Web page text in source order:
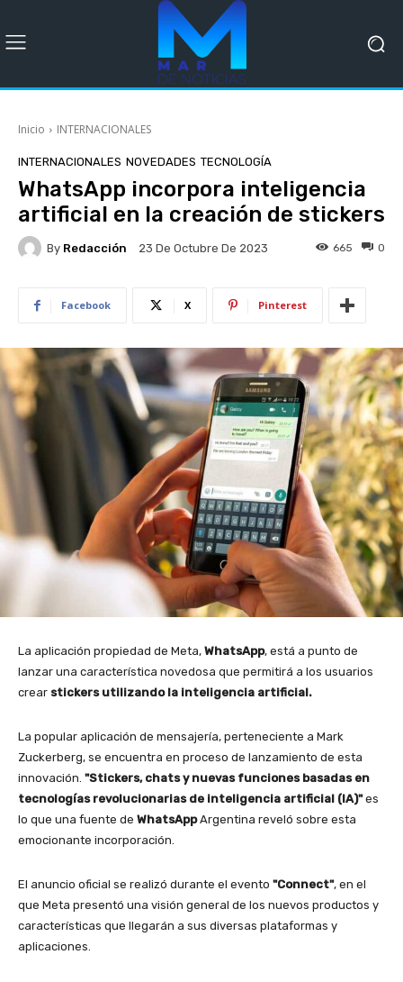
Inicio INTERNACIONALES
INTERNACIONALES NOVEDADES TECNOLOGÍA
WhatsApp incorpora inteligencia
artificial en la creación de stickers
By Redacción 23 De Octubre De 2023 0
665
Facebook X Pinterest
La aplicación propiedad de Meta, WhatsApp, está a punto de
lanzar una característica novedosa que permitirá a los usuarios
crear stickers utilizando la inteligencia artificial.
La popular aplicación de mensajería, perteneciente a Mark
Zuckerberg, se encuentra en proceso de lanzamiento de esta
innovación. "Stickers, chats y nuevas funciones basadas en
tecnologías revolucionarias de inteligencia artificial (IA)"es
lo que una fuente de WhatsAppArgentina reveló sobre esta
emocionante incorporación.
El anuncio oficial se realizó durante el evento "Connect", en el
que Meta presentó una visión general de los nuevos productos y
características que llegarán a sus diversas plataformas y
aplicaciones.